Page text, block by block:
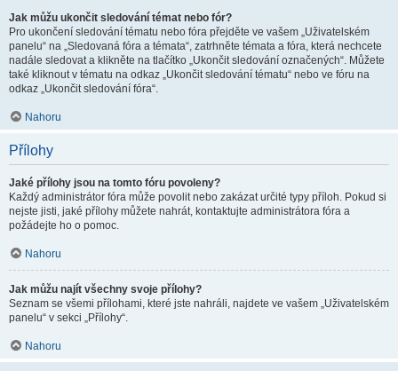
Jak můžu ukončit sledování témat nebo fór?
Pro ukončení sledování tématu nebo fóra přejděte ve vašem „Uživatelském
panelu“ na „Sledovaná fóra a témata“, zatrhněte témata a fóra, která nechcete
nadále sledovat a klikněte na tlačítko „Ukončit sledování označených“. Můžete
také kliknout v tématu na odkaz „Ukončit sledování tématu“ nebo ve fóru na
odkaz „Ukončit sledování fóra“.
Nahoru
Přílohy
Jaké přílohy jsou na tomto fóru povoleny?
Každý administrátor fóra může povolit nebo zakázat určité typy příloh. Pokud si
nejste jisti, jaké přílohy můžete nahrát, kontaktujte administrátora fóra a
požádejte ho o pomoc.
Nahoru
Jak můžu najít všechny svoje přílohy?
Seznam se všemi přílohami, které jste nahráli, najdete ve vašem „Uživatelském
panelu“ v sekci „Přílohy“.
Nahoru